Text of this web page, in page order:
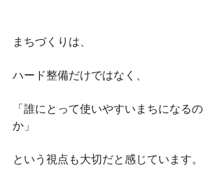
まちづくりは、
ハード整備だけではなく、
「誰にとって使いやすいまちになるの
か」
という視点も大切だと感じています。